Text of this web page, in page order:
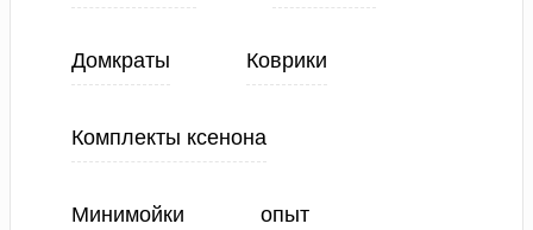
Домкраты Коврики
Комплекты ксенона
Минимойки опыт